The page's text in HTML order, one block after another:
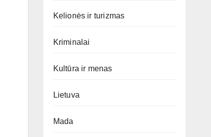
Kelionės ir turizmas
Kriminalai
Kultūra ir menas
Lietuva
Mada